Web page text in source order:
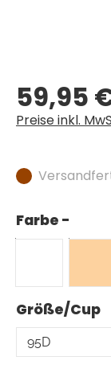
Regulärer Preis:
59,95
Preise inkl.
Farbe -
Größe/Cup